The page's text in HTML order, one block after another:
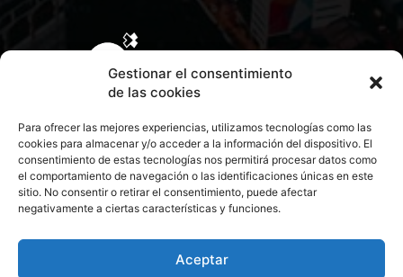
Gestionar el consentimiento
de las cookies
Para ofrecer las mejores experiencias, utilizamos tecnologías como las
cookies para almacenar y/o acceder a la información del dispositivo. El
consentimiento de estas tecnologías nos permitirá procesar datos como
el comportamiento de navegación o las identificaciones únicas en este
sitio. No consentir o retirar el consentimiento, puede afectar
negativamente a ciertas características y funciones.
Aceptar
CONTACTA CON NOSOTROS